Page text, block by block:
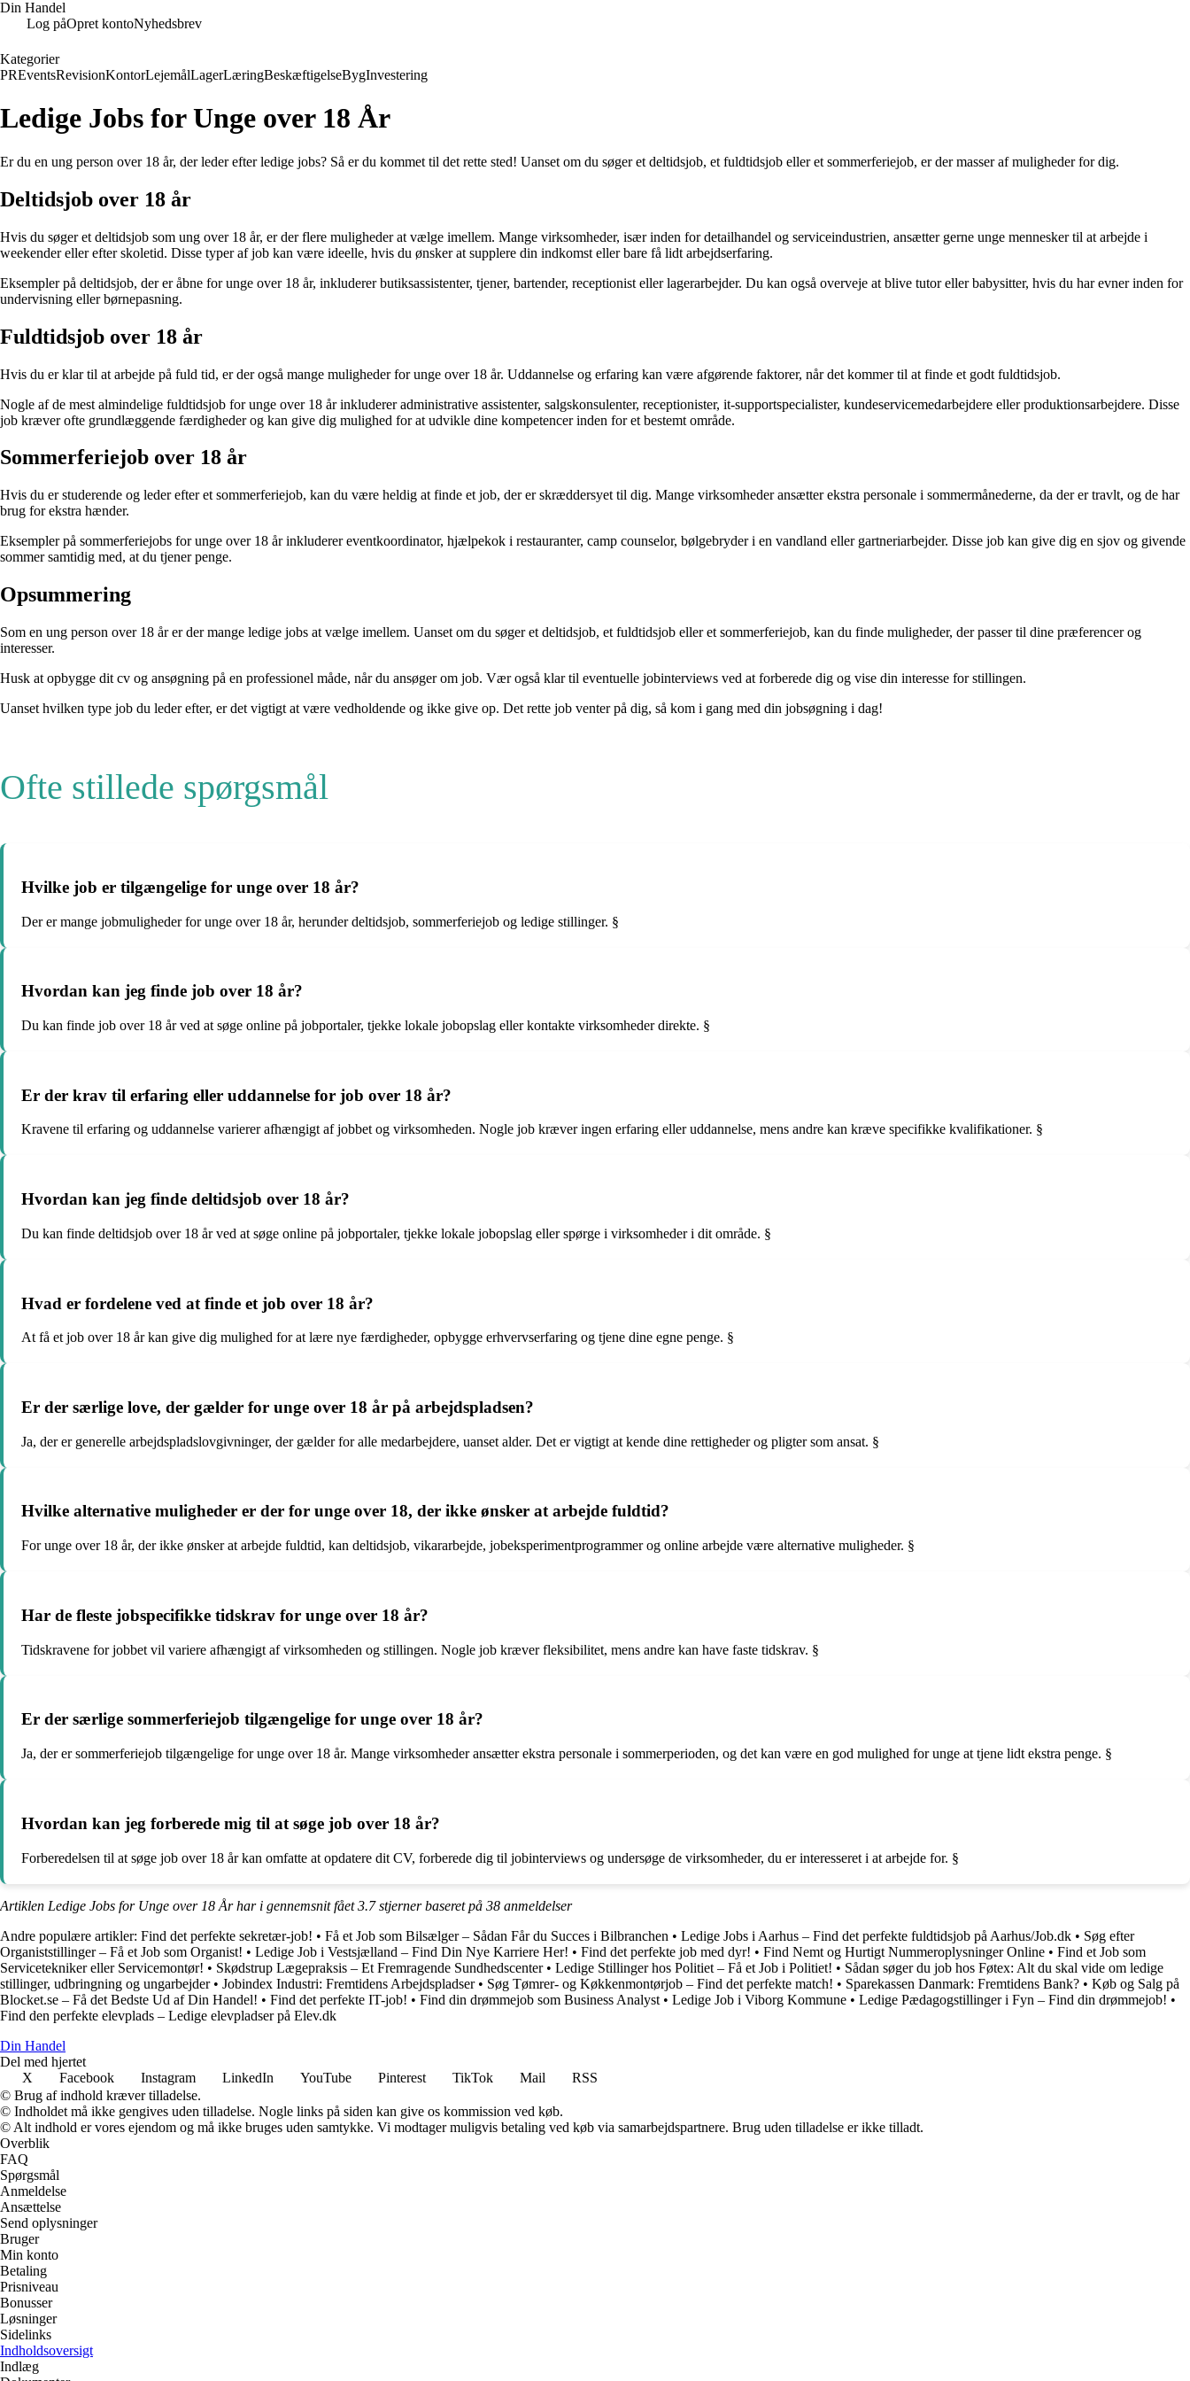
Din Handel
Log påOpret kontoNyhedsbrev
Kategorier
PREventsRevisionKontorLejemålLagerLæringBeskæftigelseBygInvestering
Ledige Jobs for Unge over 18 År
Er du en ung person over 18 år, der leder efter ledige jobs? Så er du kommet til det rette sted! Uanset om du søger et deltidsjob, et fuldtidsjob eller et sommerferiejob, er der masser af muligheder for dig.
Deltidsjob over 18 år
Hvis du søger et deltidsjob som ung over 18 år, er der flere muligheder at vælge imellem. Mange virksomheder, især inden for detailhandel og serviceindustrien, ansætter gerne unge mennesker til at arbejde i
weekender eller efter skoletid. Disse typer af job kan være ideelle, hvis du ønsker at supplere din indkomst eller bare få lidt arbejdserfaring.
Eksempler på deltidsjob, der er åbne for unge over 18 år, inkluderer butiksassistenter, tjener, bartender, receptionist eller lagerarbejder. Du kan også overveje at blive tutor eller babysitter, hvis du har evner inden for
undervisning eller børnepasning.
Fuldtidsjob over 18 år
Hvis du er klar til at arbejde på fuld tid, er der også mange muligheder for unge over 18 år. Uddannelse og erfaring kan være afgørende faktorer, når det kommer til at finde et godt fuldtidsjob.
Nogle af de mest almindelige fuldtidsjob for unge over 18 år inkluderer administrative assistenter, salgskonsulenter, receptionister, it-supportspecialister, kundeservicemedarbejdere eller produktionsarbejdere. Disse
job kræver ofte grundlæggende færdigheder og kan give dig mulighed for at udvikle dine kompetencer inden for et bestemt område.
Sommerferiejob over 18 år
Hvis du er studerende og leder efter et sommerferiejob, kan du være heldig at finde et job, der er skræddersyet til dig. Mange virksomheder ansætter ekstra personale i sommermånederne, da der er travlt, og de har
brug for ekstra hænder.
Eksempler på sommerferiejobs for unge over 18 år inkluderer eventkoordinator, hjælpekok i restauranter, camp counselor, bølgebryder i en vandland eller gartneriarbejder. Disse job kan give dig en sjov og givende
sommer samtidig med, at du tjener penge.
Opsummering
Som en ung person over 18 år er der mange ledige jobs at vælge imellem. Uanset om du søger et deltidsjob, et fuldtidsjob eller et sommerferiejob, kan du finde muligheder, der passer til dine præferencer og
interesser.
Husk at opbygge dit cv og ansøgning på en professionel måde, når du ansøger om job. Vær også klar til eventuelle jobinterviews ved at forberede dig og vise din interesse for stillingen.
Uanset hvilken type job du leder efter, er det vigtigt at være vedholdende og ikke give op. Det rette job venter på dig, så kom i gang med din jobsøgning i dag!
Ofte stillede spørgsmål
Hvilke job er tilgængelige for unge over 18 år?
Der er mange jobmuligheder for unge over 18 år, herunder deltidsjob, sommerferiejob og ledige stillinger. §
Hvordan kan jeg finde job over 18 år?
Du kan finde job over 18 år ved at søge online på jobportaler, tjekke lokale jobopslag eller kontakte virksomheder direkte. §
Er der krav til erfaring eller uddannelse for job over 18 år?
Kravene til erfaring og uddannelse varierer afhængigt af jobbet og virksomheden. Nogle job kræver ingen erfaring eller uddannelse, mens andre kan kræve specifikke kvalifikationer. §
Hvordan kan jeg finde deltidsjob over 18 år?
Du kan finde deltidsjob over 18 år ved at søge online på jobportaler, tjekke lokale jobopslag eller spørge i virksomheder i dit område. §
Hvad er fordelene ved at finde et job over 18 år?
At få et job over 18 år kan give dig mulighed for at lære nye færdigheder, opbygge erhvervserfaring og tjene dine egne penge. §
Er der særlige love, der gælder for unge over 18 år på arbejdspladsen?
Ja, der er generelle arbejdspladslovgivninger, der gælder for alle medarbejdere, uanset alder. Det er vigtigt at kende dine rettigheder og pligter som ansat. §
Hvilke alternative muligheder er der for unge over 18, der ikke ønsker at arbejde fuldtid?
For unge over 18 år, der ikke ønsker at arbejde fuldtid, kan deltidsjob, vikararbejde, jobeksperimentprogrammer og online arbejde være alternative muligheder. §
Har de fleste jobspecifikke tidskrav for unge over 18 år?
Tidskravene for jobbet vil variere afhængigt af virksomheden og stillingen. Nogle job kræver fleksibilitet, mens andre kan have faste tidskrav. §
Er der særlige sommerferiejob tilgængelige for unge over 18 år?
Ja, der er sommerferiejob tilgængelige for unge over 18 år. Mange virksomheder ansætter ekstra personale i sommerperioden, og det kan være en god mulighed for unge at tjene lidt ekstra penge. §
Hvordan kan jeg forberede mig til at søge job over 18 år?
Forberedelsen til at søge job over 18 år kan omfatte at opdatere dit CV, forberede dig til jobinterviews og undersøge de virksomheder, du er interesseret i at arbejde for. §
Artiklen Ledige Jobs for Unge over 18 År har i gennemsnit fået3.7stjerner baseret på 38 anmeldelser
Andre populære artikler: Find det perfekte sekretær-job! • Få et Job som Bilsælger – Sådan Får du Succes i Bilbranchen • Ledige Jobs i Aarhus – Find det perfekte fuldtidsjob på Aarhus/Job.dk • Søg efter
Organiststillinger – Få et Job som Organist! • Ledige Job i Vestsjælland – Find Din Nye Karriere Her! • Find det perfekte job med dyr! • Find Nemt og Hurtigt Nummeroplysninger Online • Find et Job som
Servicetekniker eller Servicemontør! • Skødstrup Lægepraksis – Et Fremragende Sundhedscenter• Ledige Stillinger hos Politiet – Få et Job i Politiet! • Sådan søger du job hos Føtex: Alt du skal vide om ledige
stillinger, udbringning og ungarbejder• Jobindex Industri: Fremtidens Arbejdspladser• Søg Tømrer- og Køkkenmontørjob – Find det perfekte match! • Sparekassen Danmark: Fremtidens Bank? • Køb og Salg på
Blocket.se – Få det Bedste Ud af Din Handel! • Find det perfekte IT-job! • Find din drømmejob som Business Analyst • Ledige Job i Viborg Kommune • Ledige Pædagogstillinger i Fyn – Find din drømmejob! •
Find den perfekte elevplads – Ledige elevpladser på Elev.dk
Din Handel
Del med hjertet
X
Facebook Instagram LinkedIn YouTube Pinterest TikTok Mail
RSS
© Brug af indhold kræver tilladelse.
© Indholdet må ikke gengives uden tilladelse. Nogle links på siden kan give os kommission ved køb.
© Alt indhold er vores ejendom og må ikke bruges uden samtykke. Vi modtager muligvis betaling ved køb via samarbejdspartnere. Brug uden tilladelse er ikke tilladt.
Overblik
FAQ
Spørgsmål
Anmeldelse
Ansættelse
Send oplysninger
Bruger
Min konto
Betaling
Prisniveau
Bonusser
Løsninger
Sidelinks
Indholdsoversigt
Indlæg